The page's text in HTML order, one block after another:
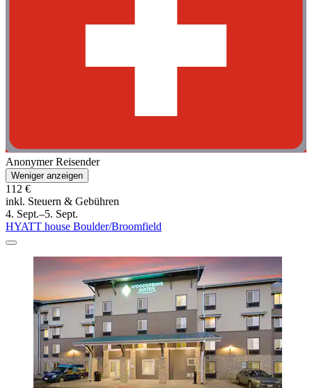
Anonymer Reisender
Weniger anzeigen
112 €
inkl. Steuern & Gebühren
4. Sept.–5. Sept.
HYATT house Boulder/Broomfield